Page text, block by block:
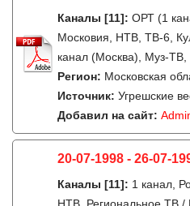
Каналы [11]: ОРТ (1
Московия, НТВ, ТВ-6,
канал (Москва), Муз-
Регион: Московская
Источник: Угрешские
Добавил на сайт:
20-07-1998 - 26-07-
Каналы [11]: 1 канал,